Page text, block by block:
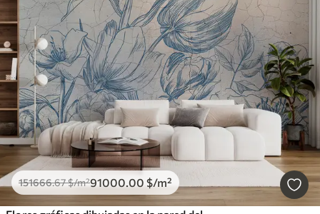
151666.67$/m²91000 .00 $/m²